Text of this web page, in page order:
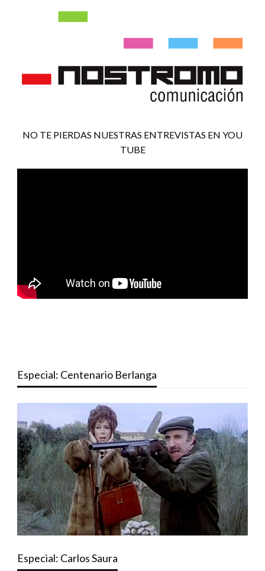
NO TE PIERDAS NUESTRAS ENTREVISTAS EN YOU
TUBE
Especial: Centenario Berlanga
Especial: Carlos Saura